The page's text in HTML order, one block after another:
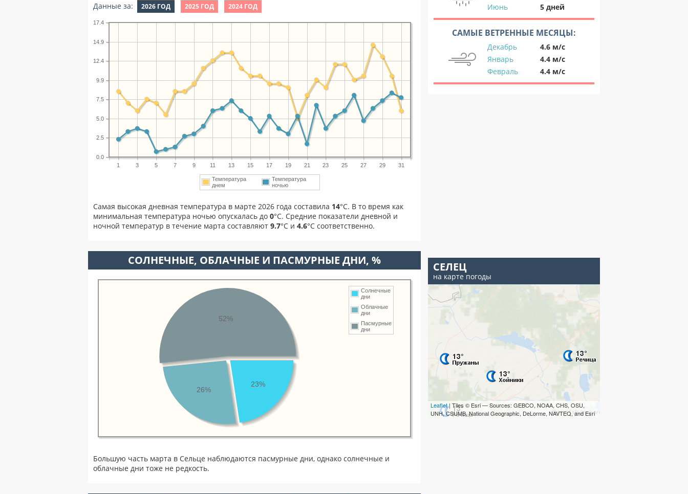
Данные за: 2026 ГОД 2025 ГОД 2024 ГОД
1 3 5 7 9 11 13 15 17 19 21 23 25 27 29 31
0.0
2.5
5.0
7.5
9.9
12.4
14.9
17.4
Температура
днем
Температура
ночью
Самая высокая дневная температура в марте 2026 года составила 14°С. В то время как
минимальная температура ночью опускалась до 0°C. Средние показатели дневной и
ночной температур в течение марта составляют 9.7°С и 4.6°С соответственно.
CОЛНЕЧНЫЕ, ОБЛАЧНЫЕ И ПАСМУРНЫЕ ДНИ, %
Солнечные
дни
Облачные
дни
Пасмурные
дни
23%
26%
52%
Большую часть марта в Сельце наблюдаются пасмурные дни, однако солнечные и
облачные дни тоже не редкость.
Июнь
5 дней
САМЫЕ ВЕТРЕННЫЕ МЕСЯЦЫ:
Декабрь
4.6 м/с
Январь
4.4 м/с
Февраль
4.4 м/с
СЕЛЕЦ
на карте погоды
Leaflet| Tiles © Esri — Sources: GEBCO, NOAA, CHS, OSU,
UNH, CSUMB, National Geographic, DeLorme, NAVTEQ, and Esri